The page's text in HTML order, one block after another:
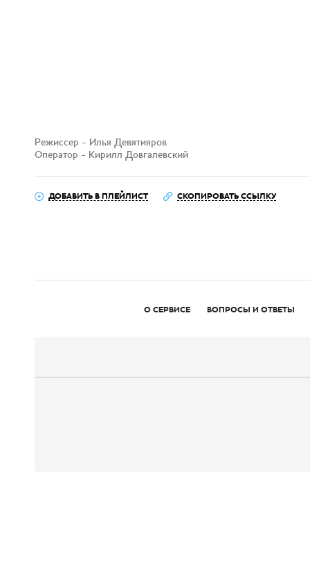
Режиссер - Илья Девятияров
Оператор - Кирилл Довгалевский
ДОБАВИТЬ В ПЛЕЙЛИСТ СКОПИРОВАТЬ ССЫЛКУ
О СЕРВИСЕ ВОПРОСЫ И ОТВЕТЫ